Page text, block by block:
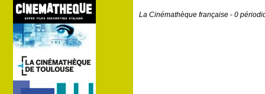
La Cinémathèque française - 0